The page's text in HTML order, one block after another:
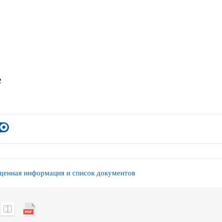
информация и список документов